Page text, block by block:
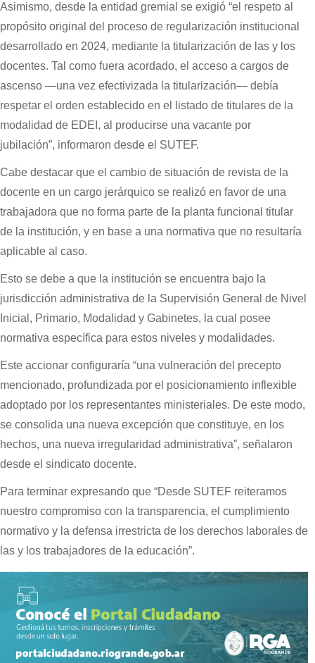
Asimismo, desde la entidad gremial se exigió “el respeto al
propósito original del proceso de regularización institucional
desarrollado en 2024, mediante la titularización de las y los
docentes. Tal como fuera acordado, el acceso a cargos de
ascenso —una vez efectivizada la titularización— debía
respetar el orden establecido en el listado de titulares de la
modalidad de EDEI, al producirse una vacante por
jubilación”, informaron desde el SUTEF.
Cabe destacar que el cambio de situación de revista de la
docente en un cargo jerárquico se realizó en favor de una
trabajadora que no forma parte de la planta funcional titular
de la institución, y en base a una normativa que no resultaría
aplicable al caso.
Esto se debe a que la institución se encuentra bajo la
jurisdicción administrativa de la Supervisión General de Nivel
Inicial, Primario, Modalidad y Gabinetes, la cual posee
normativa específica para estos niveles y modalidades.
Este accionar configuraría “una vulneración del precepto
mencionado, profundizada por el posicionamiento inflexible
adoptado por los representantes ministeriales. De este modo,
se consolida una nueva excepción que constituye, en los
hechos, una nueva irregularidad administrativa”, señalaron
desde el sindicato docente.
Para terminar expresando que “Desde SUTEF reiteramos
nuestro compromiso con la transparencia, el cumplimiento
normativo y la defensa irrestricta de los derechos laborales de
las y los trabajadores de la educación”.